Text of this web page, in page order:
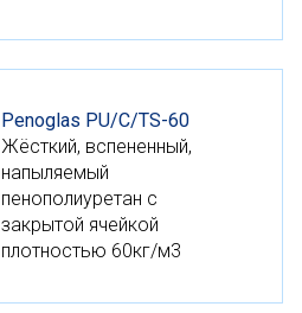
Penoglas PU/С/TS-60
Жёсткий, вспененный,
напыляемый
пенополиуретан с
закрытой ячейкой
плотностью 60кг/м3